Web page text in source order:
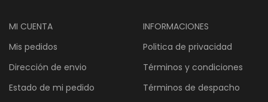
MI CUENTA
Mis pedidos
Dirección de envio
Estado de mi pedido
INFORMACIONES
Politica de privacidad
Términos y condiciones
Términos de despacho